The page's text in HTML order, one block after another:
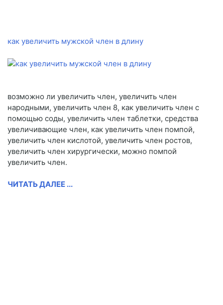
как увеличить мужской член в длину
возможно ли увеличить член, увеличить член
народными, увеличить член 8, как увеличить член с
помощью соды, увеличить член таблетки, средства
увеличивающие член, как увеличить член помпой,
увеличить член кислотой, увеличить член ростов,
увеличить член хирургически, можно помпой
увеличить член.
ЧИТАТЬ ДАЛЕЕ ...